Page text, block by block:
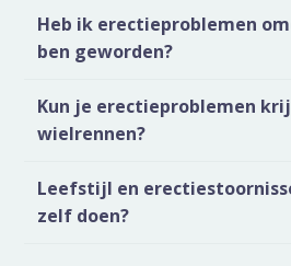
Heb ik erectieproblemen
ben geworden?
Kun je erectieproblemen
wielrennen?
Leefstijl en
zelf doen?